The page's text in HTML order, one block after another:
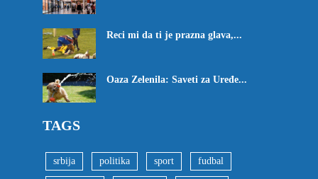
Reci mi da ti je prazna glava,...
Oaza Zelenila: Saveti za Uređe...
TAGS
srbija politika sport fudbal